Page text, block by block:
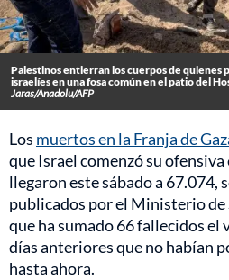
Palestinos entierran los cuerpos de quienes
israelíes en una fosa común en el patio del
Jaras/Anadolu/AFP
Los muertos en la Franja de
que Israel comenzó su
llegaron este sábado a 67.074,
publicados por el Ministerio de
que ha sumado 66 fallecidos el
días anteriores que no habían
hasta ahora.